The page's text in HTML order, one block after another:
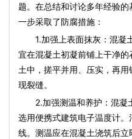
题。在总结和讨论多年经验
一步采取了防腐措施：
1.加强上表面抹灰：混凝土
宜在混凝土初凝前铺上干净
土中，搓平并用、压实，再
现裂缝。
2.加强测温和养护：混凝
选用便携式建筑电子温度计
线。测温应在混凝土浇筑后